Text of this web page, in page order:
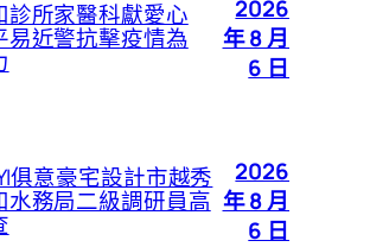
診所家醫科獻愛心
易近警抗擊疫情為
2026
年 8 月
6 日
俱意豪宅設計市越秀
水務局二級調研員高
2026
年 8 月
6 日